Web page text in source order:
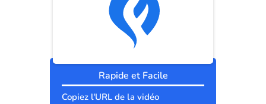
Rapide et Facile
Copiez l'URL de la vidéo